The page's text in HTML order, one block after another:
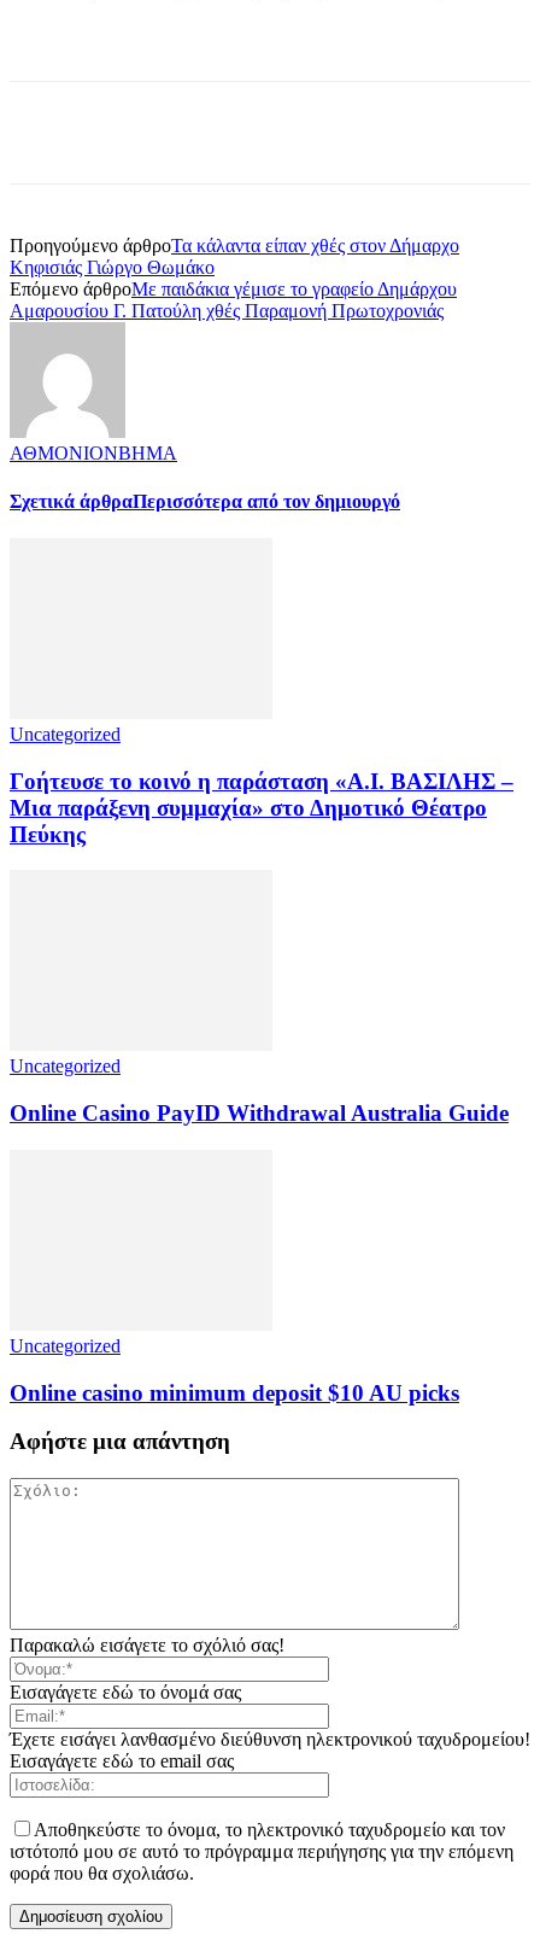
Προηγούμενο άρθροΤα κάλαντα είπαν χθές στον Δήμαρχο
Κηφισιάς Γιώργο Θωμάκο
Επόμενο άρθροΜε παιδάκια γέμισε το γραφείο Δημάρχου
Αμαρουσίου Γ. Πατούλη χθές Παραμονή Πρωτοχρονιάς
ΑΘΜΟΝΙΟΝΒΗΜΑ
Σχετικά άρθραΠερισσότερα από τον δημιουργό
Uncategorized
Γοήτευσε το κοινό η παράσταση «A.I. ΒΑΣΙΛΗΣ –
Μια παράξενη συμμαχία» στο Δημοτικό Θέατρο
Πεύκης
Uncategorized
Online Casino PayID Withdrawal Australia Guide
Uncategorized
Online casino minimum deposit $10 AU picks
Αφήστε μια απάντηση
Παρακαλώ εισάγετε το σχόλιό σας!
Εισαγάγετε εδώ το όνομά σας
Έχετε εισάγει λανθασμένο διεύθυνση ηλεκτρονικού ταχυδρομείου!
Εισαγάγετε εδώ το email σας
Αποθηκεύστε το όνομα, το ηλεκτρονικό ταχυδρομείο και τον
ιστότοπό μου σε αυτό το πρόγραμμα περιήγησης για την επόμενη
φορά που θα σχολιάσω.